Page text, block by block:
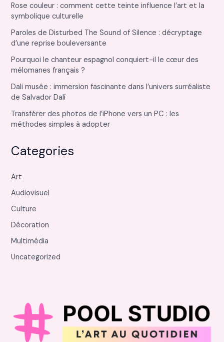
Rose couleur : comment cette teinte influence l’art et la
symbolique culturelle
Paroles de Disturbed The Sound of Silence : décryptage
d’une reprise bouleversante
Pourquoi le chanteur espagnol conquiert-il le cœur des
mélomanes français ?
Dali musée : immersion fascinante dans l’univers surréaliste
de Salvador Dalí
Transférer des photos de l’iPhone vers un PC : les
méthodes simples à adopter
Categories
Art
Audiovisuel
Culture
Décoration
Multimédia
Uncategorized